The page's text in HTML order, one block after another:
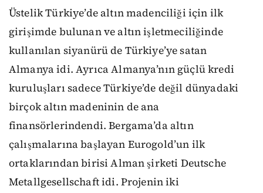
Üstelik Türkiye’de altın madenciliği için ilk
girişimde bulunan ve altın işletmeciliğinde
kullanılan siyanürü de Türkiye’ye satan
Almanya idi. Ayrıca Almanya’nın güçlü kredi
kuruluşları sadece Türkiye’de değil dünyadaki
birçok altın madeninin de ana
finansörlerindendi. Bergama’da altın
çalışmalarına başlayan Eurogold’un ilk
ortaklarından birisi Alman şirketi Deutsche
Metallgesellschaft idi. Projenin iki